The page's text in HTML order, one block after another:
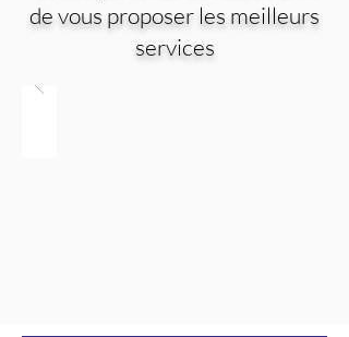
de vous proposer les meilleurs
services